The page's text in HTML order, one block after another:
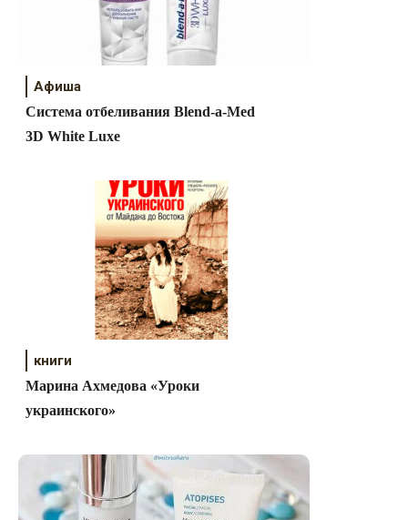
Афиша
Система отбеливания Blend-a-Med
3D White Luxe
книги
Марина Ахмедова «Уроки
украинского»